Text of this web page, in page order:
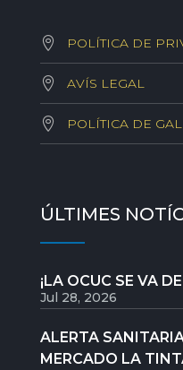
POLÍTICA DE
AVÍS LEGAL
POLÍTICA DE
ÚLTIMES
¡LA OCUC SE VA
Jul 28, 2026
ALERTA
MERCADO LA